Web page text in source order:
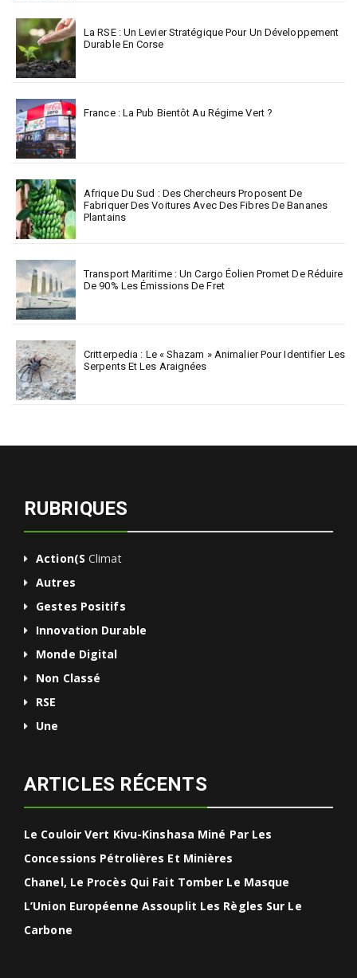
La RSE : Un Levier Stratégique Pour Un Développement
Durable En Corse
France : La Pub Bientôt Au Régime Vert ?
Afrique Du Sud : Des Chercheurs Proposent De
Fabriquer Des Voitures Avec Des Fibres De Bananes
Plantains
Transport Maritime : Un Cargo Éolien Promet De Réduire
De 90% Les Émissions De Fret
Critterpedia : Le « Shazam » Animalier Pour Identifier Les
Serpents Et Les Araignées
RUBRIQUES
Action(s Climat
Autres
Gestes Positifs
Innovation Durable
Monde Digital
Non Classé
RSE
Une
ARTICLES RÉCENTS
Le Couloir Vert Kivu-Kinshasa Miné Par Les
Concessions Pétrolières Et Minières
Chanel, Le Procès Qui Fait Tomber Le Masque
L’Union Européenne Assouplit Les Règles Sur Le
Carbone